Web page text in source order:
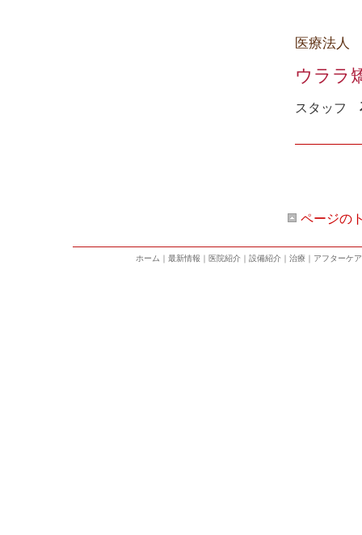
医療法人
ウララ
スタッフ
ページの
ホーム ｜ 最新情報 ｜ 医院紹介 ｜ 設備紹介 ｜ 治療 ｜ アフターケア